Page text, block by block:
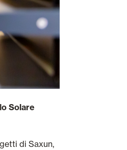
Solare
di Saxun,